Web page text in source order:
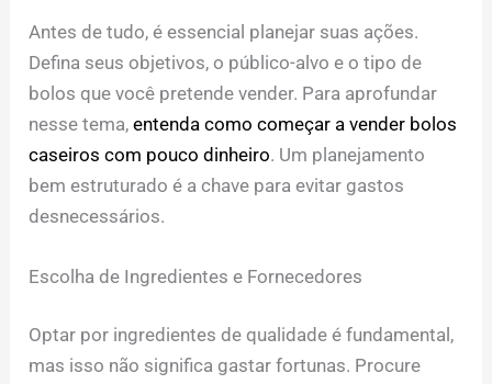
Antes de tudo, é essencial planejar suas ações.
Defina seus objetivos, o público-alvo e o tipo de
bolos que você pretende vender. Para aprofundar
nesse tema,entenda como começar a vender bolos
caseiros com pouco dinheiro. Um planejamento
bem estruturado é a chave para evitar gastos
desnecessários.
Escolha de Ingredientes e Fornecedores
Optar por ingredientes de qualidade é fundamental,
mas isso não significa gastar fortunas. Procure